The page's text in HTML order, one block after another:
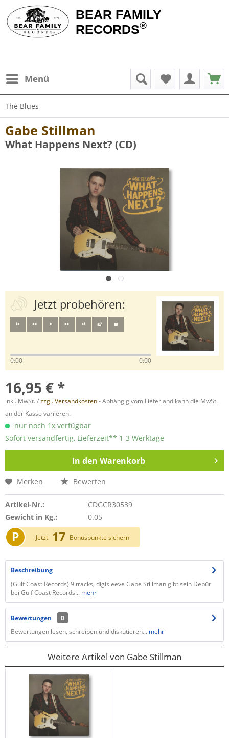
BEAR FAMILY
RECORDS®
Menü
The Blues
Gabe Stillman
What Happens Next? (CD)
Jetzt probehören:
0:00 0:00
16,95 € *
inkl. MwSt. /zzgl. Versandkosten- Abhängig vom Lieferland kann die MwSt.
an der Kasse variieren.
nur noch 1x verfügbar
Sofort versandfertig, Lieferzeit** 1-3 Werktage
In den Warenkorb
Merken Bewerten
Artikel-Nr.:
CDGCR30539
Gewicht in Kg.:
0.05
P Jetzt 17 Bonuspunkte sichern
Beschreibung
(Gulf Coast Records) 9 tracks, digisleeve Gabe Stillman gibt sein Debüt
bei Gulf Coast Records... mehr
Bewertungen
0
Bewertungen lesen, schreiben und diskutieren... mehr
Weitere Artikel von Gabe Stillman